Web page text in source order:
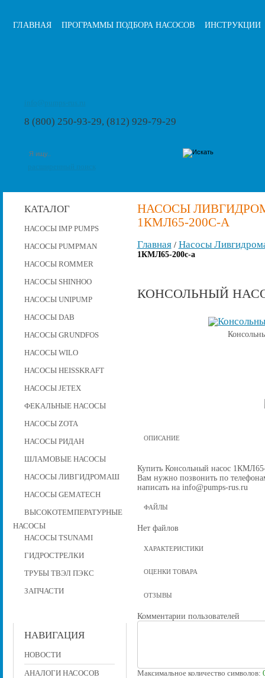
ГЛАВНАЯ ПРОГРАММЫ ПОДБОРА НАСОСОВ ИНСТРУКЦИИ
8 (800) 250-93-29, (812) 929-79-29
КАТАЛОГ
НАСОСЫ IMP PUMPS
НАСОСЫ PUMPMAN
НАСОСЫ ROMMER
НАСОСЫ SHINHOO
НАСОСЫ UNIPUMP
НАСОСЫ DAB
НАСОСЫ GRUNDFOS
НАСОСЫ WILO
НАСОСЫ HEISSKRAFT
НАСОСЫ JETEX
ФЕКАЛЬНЫЕ НАСОСЫ
НАСОСЫ ZOTA
НАСОСЫ РИДАН
ШЛАМОВЫЕ НАСОСЫ
НАСОСЫ ЛИВГИДРОМАШ
НАСОСЫ GEMATECH
ВЫСОКОТЕМПЕРАТУРНЫЕ
НАСОСЫ
НАСОСЫ TSUNAMI
ГИДРОСТРЕЛКИ
ТРУБЫ ТВЭЛ ПЭКС
ЗАПЧАСТИ
НАВИГАЦИЯ
НОВОСТИ
АНАЛОГИ НАСОСОВ
НАСОСЫ
1КМЛ65-200С-А
Главная/ Насосы
1КМЛ65-200с-а
КОНСОЛЬНЫЙ
ОПИСАНИЕ
Купить Консольный насос 1КМЛ65-
Вам нужно позвонить по
написать на info@pumps-rus.ru
ФАЙЛЫ
Нет файлов
ХАРАКТЕРИСТИКИ
ОЦЕНКИ ТОВАРА
ОТЗЫВЫ
Комментарии пользователей
Максимальное количество символов: